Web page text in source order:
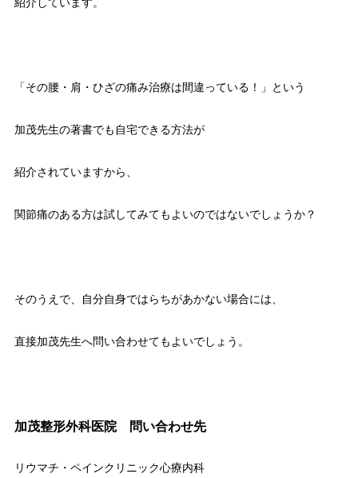
紹介しています。
「その腰・肩・ひざの痛み治療は間違っている！」という
加茂先生の著書でも自宅できる方法が
紹介されていますから、
関節痛のある方は試してみてもよいのではないでしょうか？
そのうえで、自分自身ではらちがあかない場合には、
直接加茂先生へ問い合わせてもよいでしょう。
加茂整形外科医院 問い合わせ先
リウマチ・ペインクリニック心療内科